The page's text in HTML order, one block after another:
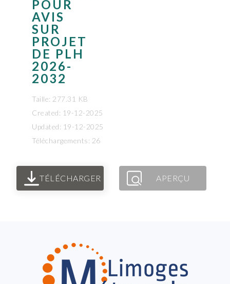
POUR
AVIS
SUR
PROJET
DE PLH
2026-
2032
Taille: 277.31 KB
Created: 19-12-2025
Updated: 19-12-2025
Téléchargements: 26
TÉLÉCHARGER APERÇU